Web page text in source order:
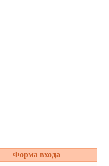
Форма входа